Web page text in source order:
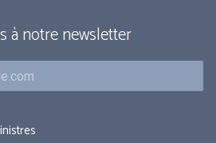
à notre newsletter